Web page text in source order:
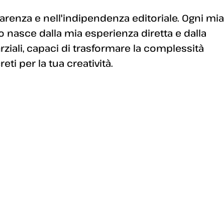
e nell'indipendenza editoriale. Ogni mia
dalla mia esperienza diretta e dalla
capaci di trasformare la complessità
per la tua creatività.